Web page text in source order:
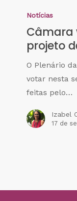
Notícias
Câmara
projeto
O Plenário
votar nesta
feitas pelo…
Izabel
17 de